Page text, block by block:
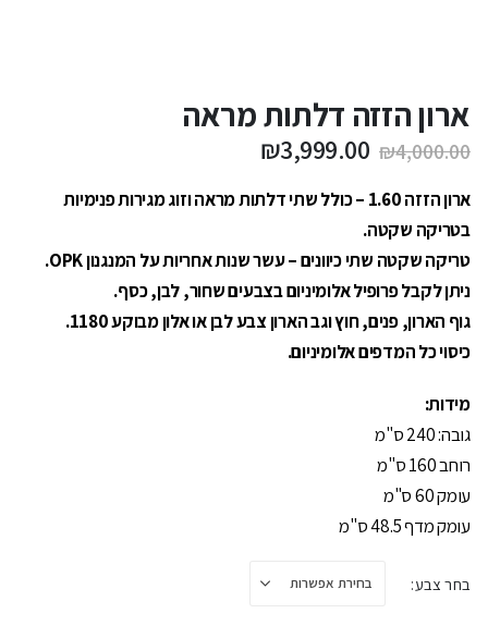
ארון הזזה דלתות מראה
₪4,000.00 המחיר
היה:
₪4,000.00.
₪3,999.00
הוא:
ארון הזזה 1.60 – כולל שתי דלתות מראה וזוג מגירות פנימיות
בטריקה שקטה.
טריקה שקטה שתי כיוונים – עשר שנות אחריות על המנגנון OPK.
ניתן לקבל פרופיל אלומיניום בצבעים שחור, לבן, כסף.
גוף הארון, פנים, חוץ וגב הארון צבע לבן או אלון מבוקע 1180.
כיסוי כל המדפים אלומיניום.
מידות:
גובה: 240 ס"מ
רוחב 160 ס"מ
עומק 60 ס"מ
עומק מדף 48.5 ס"מ
בחר צבע